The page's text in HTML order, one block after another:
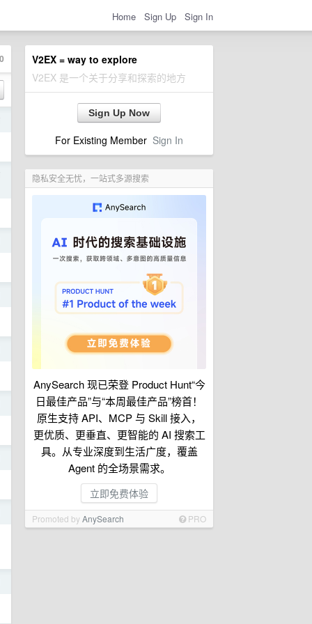
Home Sign Up Sign In
V2EX = way to explore
V2EX 是一个关于分享和探索的地方
Sign Up Now
For Existing Member Sign In
隐私安全无忧，一站式多源搜索
AnySearch 现已荣登 Product Hunt“今
日最佳产品”与“本周最佳产品”榜首！
原生支持 API、MCP 与 Skill 接入，
更优质、更垂直、更智能的 AI 搜索工
具。从专业深度到生活广度，覆盖
Agent 的全场景需求。
立即免费体验
Promoted byAnySearch PRO